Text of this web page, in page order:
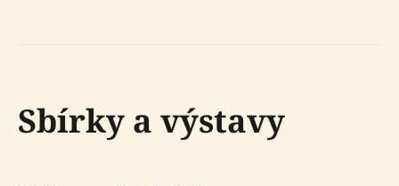
Sbírky a výstavy